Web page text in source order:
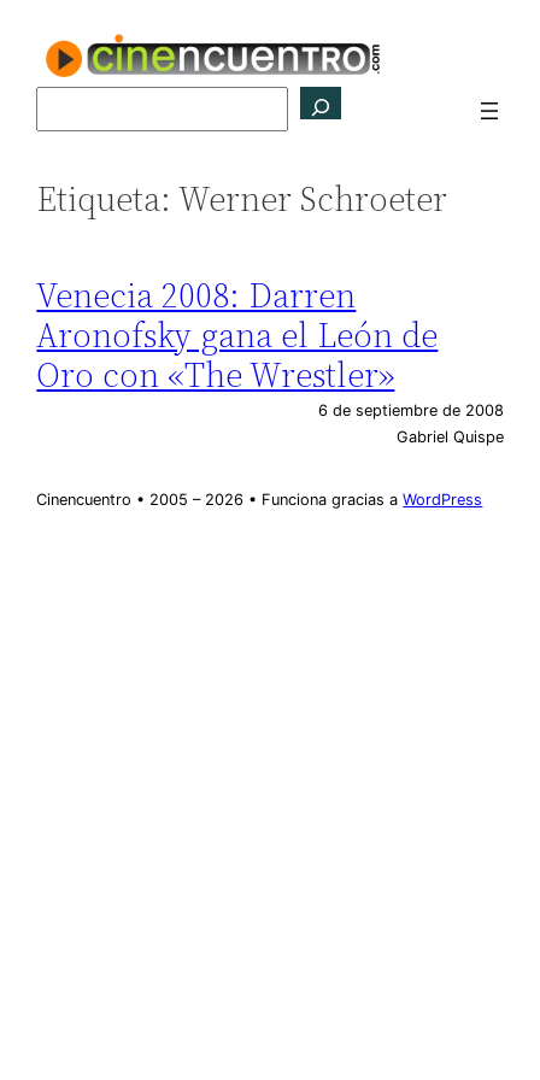
contenido
Etiqueta:Werner Schroeter
Venecia 2008: Darren
Aronofsky gana el León de
Oro con «The Wrestler»
6 de septiembre de 2008
Gabriel Quispe
Cinencuentro • 2005 – 2026 • Funciona gracias aWordPress